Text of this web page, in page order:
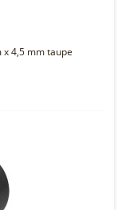
x 4,5 mm taupe